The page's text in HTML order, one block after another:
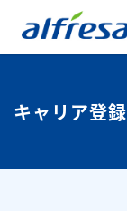
キャリア登録